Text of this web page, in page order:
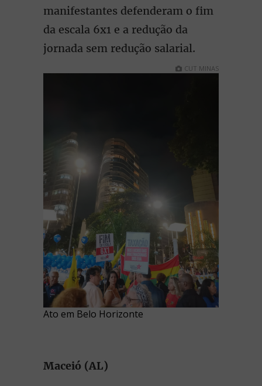
manifestantes defenderam o fim
da escala 6x1 e a redução da
jornada sem redução salarial.
CUT MINAS
Ato em Belo Horizonte
Maceió (AL)